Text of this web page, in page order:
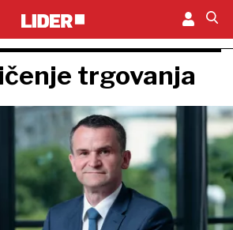
trgovanja